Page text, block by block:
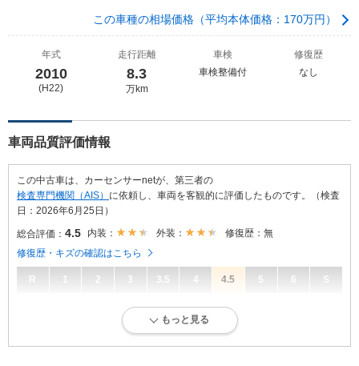
この車種の相場価格（平均本体価格：170万円）
年式
2010
(H22)
走行距離
8.3
万km
車検
車検整備付
修復歴
なし
車両品質評価情報
この中古車は、カーセンサーnetが、第三者の
検査専門機関（AIS） に依頼し、車両を客観的に評価したものです。（検査
日：2026年6月25日）
総合評価： 4.5 内装： 外装：
修復歴：無
修復歴・キズの確認はこちら
R 1 2 3 3.5 4 4.5 5 6 S
内外装に目立たない軽微なキズ、ヘコミが少し認められますが、良好な
もっと見る